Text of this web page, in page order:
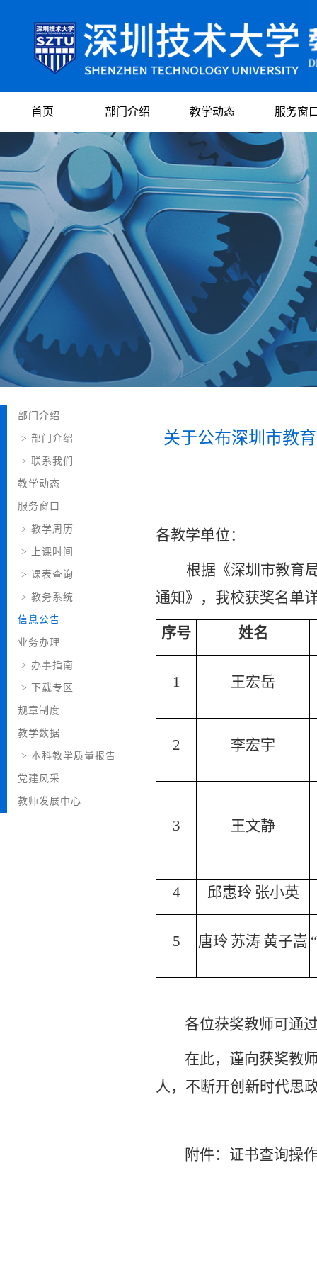
首页 部门介绍 教学动态 服务窗
部门介绍
> 部门介绍
> 联系我们
教学动态
服务窗口
> 教学周历
> 上课时间
> 课表查询
> 教务系统
信息公告
业务办理
> 办事指南
> 下载专区
规章制度
教学数据
> 本科教学质量报告
党建风采
教师发展中心
关于公布深圳市教
各教学单位：
根据《深圳市教育
通知》，我校获奖名单
序号 姓名
1 王宏岳
2 李宏宇
3 王文静
4 邱惠玲 张小英
5 唐玲 苏涛 黄子嵩
各位获奖教师可通
在此，谨向获奖教
人，不断开创新时代思
附件：证书查询操